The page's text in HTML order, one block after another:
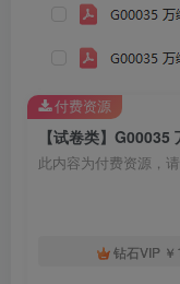
此内容为付费资源，
钻石VIP ￥
付费资源